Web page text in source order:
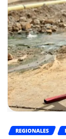
REGIONALES